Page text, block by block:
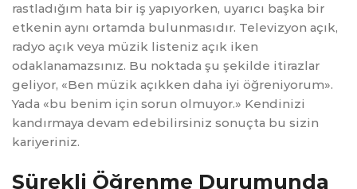
rastladığım hata bir iş yapıyorken, uyarıcı başka bir
etkenin aynı ortamda bulunmasıdır. Televizyon açık,
radyo açık veya müzik listeniz açık iken
odaklanamazsınız. Bu noktada şu şekilde itirazlar
geliyor, «Ben müzik açıkken daha iyi öğreniyorum».
Yada «bu benim için sorun olmuyor.» Kendinizi
kandırmaya devam edebilirsiniz sonuçta bu sizin
kariyeriniz.
Sürekli Öğrenme Durumunda